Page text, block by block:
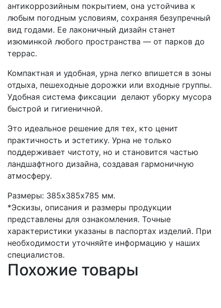
антикоррозийным покрытием, она устойчива к
любым погодным условиям, сохраняя безупречный
вид годами. Ее лаконичный дизайн станет
изюминкой любого пространства — от парков до
террас.
Компактная и удобная, урна легко впишется в зоны
отдыха, пешеходные дорожки или входные группы.
Удобная система фиксации делают уборку мусора
быстрой и гигиеничной.
Это идеальное решение для тех, кто ценит
практичность и эстетику. Урна не только
поддерживает чистоту, но и становится частью
ландшафтного дизайна, создавая гармоничную
атмосферу.
Размеры: 385х385х785 мм.
*Эскизы, описания и размеры продукции
представлены для ознакомления. Точные
характеристики указаны в паспортах изделий. При
необходимости уточняйте информацию у наших
специалистов.
Похожие товары